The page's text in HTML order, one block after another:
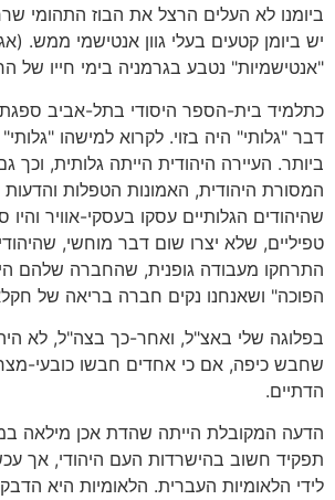
ביומנו לא העלים הרצל את הבוז התהומי
יש ביומן קטעים בעלי גוון אנטישמי ממש.
"אנטישמיות" נטבע בגרמניה בימי חייו של
כתלמיד בית-הספר היסודי בתל-אביב
דבר "גלותי" היה בזוי. לקרוא למישהו
ביותר. העיירה היהודית הייתה גלותית, וכך
המסורת היהודית, האמונות הטפלות והדעות
שהיהודים הגלותיים עסקו בעסקי-אוויר
טפיליים, שלא יצרו שום דבר מוחשי,
התרחקו מעבודה גופנית, שהחברה שלהם
הפוכה" ושאנחנו נקים חברה בריאה של
בפלוגה שלי באצ"ל, ואחר-כך בצה"ל, לא
שחבש כיפה, אם כי אחדים חבשו כובעי-
הדתיים.
הדעה המקובלת הייתה שהדת אכן מילאה
תפקיד חשוב בהישרדות העם היהודי, אך
לידי הלאומיות העברית. הלאומיות היא